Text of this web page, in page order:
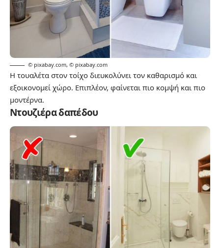
© pixabay.com, © pixabay.com
Η τουαλέτα στον τοίχο διευκολύνει τον καθαρισμό και
εξοικονομεί χώρο. Επιπλέον, φαίνεται πιο κομψή και πιο
μοντέρνα.
Ντουζιέρα δαπέδου